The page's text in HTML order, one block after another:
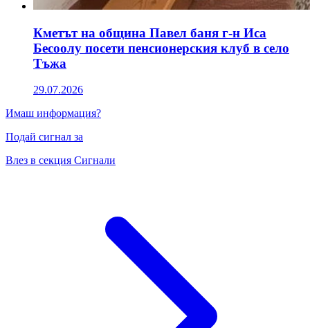
Кметът на община Павел баня г-н Иса
Бесоолу посети пенсионерския клуб в село
Тъжа
29.07.2026
Имаш информация?
Подай сигнал за
Влез в секция Сигнали